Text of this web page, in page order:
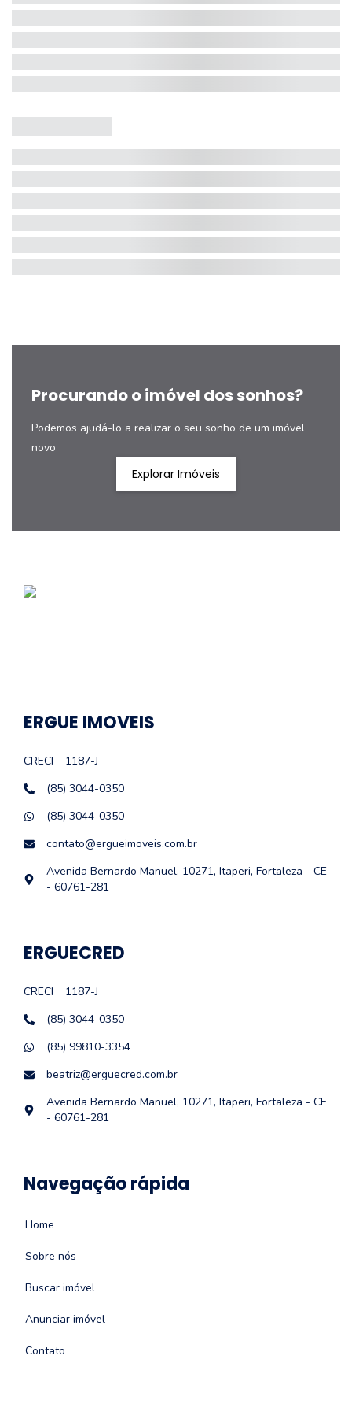
Procurando o imóvel dos sonhos?
Podemos ajudá-lo a realizar o seu sonho de um imóvel
novo
Explorar Imóveis
ERGUE IMOVEIS
CRECI
1187-J
(85) 3044-0350
(85) 3044-0350
contato@ergueimoveis.com.br
Avenida Bernardo Manuel, 10271, Itaperi, Fortaleza - CE
- 60761-281
ERGUECRED
CRECI
1187-J
(85) 3044-0350
(85) 99810-3354
beatriz@erguecred.com.br
Avenida Bernardo Manuel, 10271, Itaperi, Fortaleza - CE
- 60761-281
Navegação rápida
Home
Sobre nós
Buscar imóvel
Anunciar imóvel
Contato